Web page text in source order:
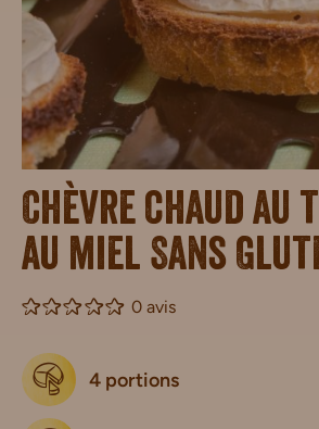
Chèvre chaud au
au miel Sans
0 avis
4 portions